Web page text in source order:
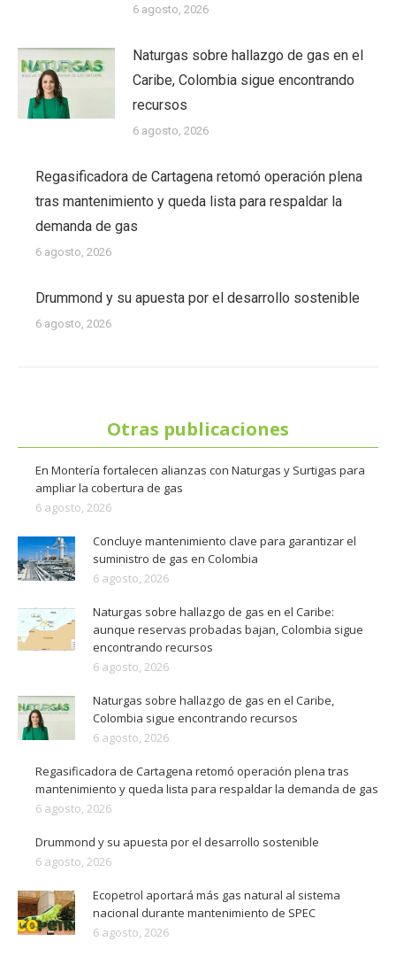
6 agosto, 2026
Naturgas sobre hallazgo de gas en el
Caribe, Colombia sigue encontrando
recursos
6 agosto, 2026
Regasificadora de Cartagena retomó operación plena
tras mantenimiento y queda lista para respaldar la
demanda de gas
6 agosto, 2026
Drummond y su apuesta por el desarrollo sostenible
6 agosto, 2026
Otras publicaciones
En Montería fortalecen alianzas con Naturgas y Surtigas para
ampliar la cobertura de gas
6 agosto, 2026
Concluye mantenimiento clave para garantizar el
suministro de gas en Colombia
6 agosto, 2026
Naturgas sobre hallazgo de gas en el Caribe:
aunque reservas probadas bajan, Colombia sigue
encontrando recursos
6 agosto, 2026
Naturgas sobre hallazgo de gas en el Caribe,
Colombia sigue encontrando recursos
6 agosto, 2026
Regasificadora de Cartagena retomó operación plena tras
mantenimiento y queda lista para respaldar la demanda de gas
6 agosto, 2026
Drummond y su apuesta por el desarrollo sostenible
6 agosto, 2026
Ecopetrol aportará más gas natural al sistema
nacional durante mantenimiento de SPEC
6 agosto, 2026